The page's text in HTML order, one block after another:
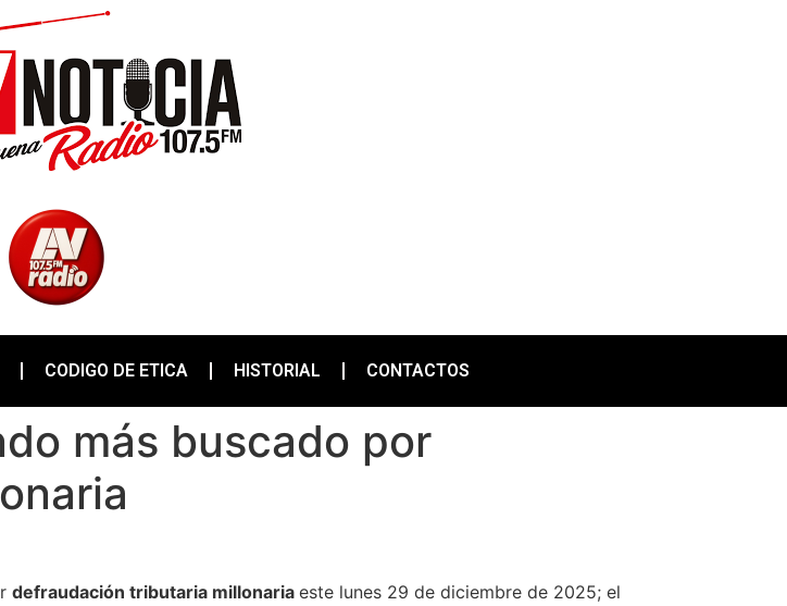
CODIGO DE ETICA HISTORIAL CONTACTOS
más buscado por
defraudación tributaria millonaria este lunes 29 de diciembre de 2025; el